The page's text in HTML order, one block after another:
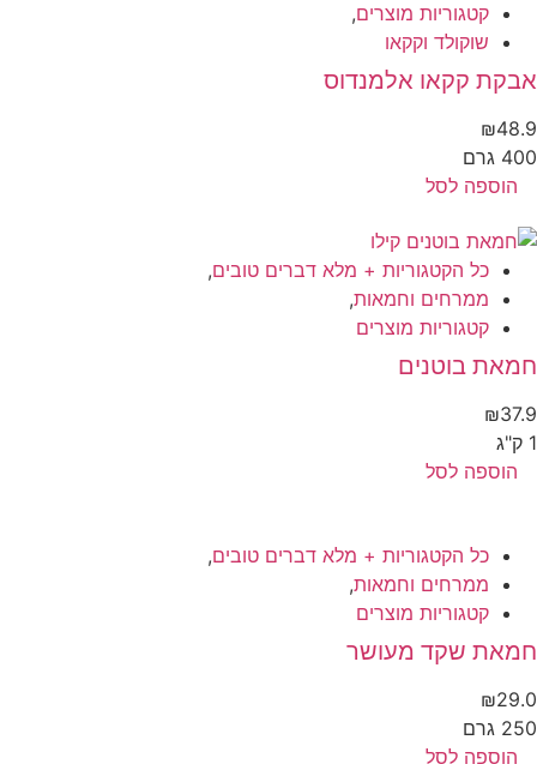
קטגוריות מוצרים,
שוקולד וקקאו
קקאו אלמנדוס
₪
גרם
הוספה לסל
כל הקטגוריות + מלא דברים טובים,
ממרחים וחמאות,
קטגוריות מוצרים
בוטנים
₪
הוספה לסל
כל הקטגוריות + מלא דברים טובים,
ממרחים וחמאות,
קטגוריות מוצרים
שקד מעושר
₪
גרם
הוספה לסל